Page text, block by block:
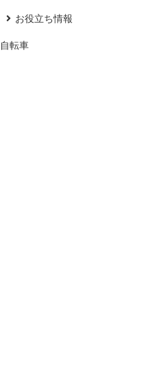
お役立ち情報
自転車